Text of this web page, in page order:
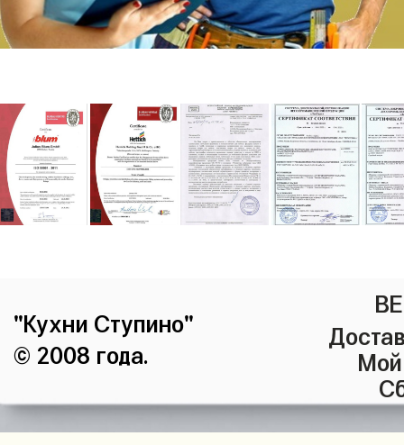
"Кухни Ступино"
© 2008 года.